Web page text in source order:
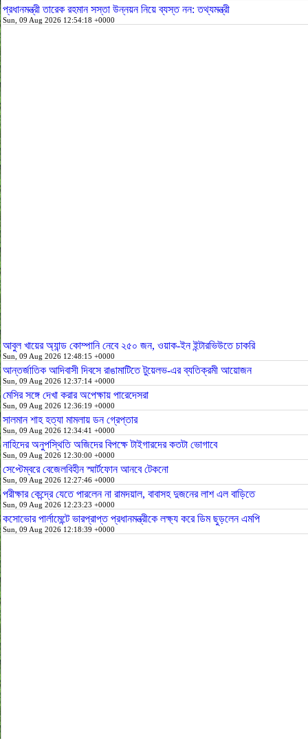
প্রধানমন্ত্রী তারেক রহমান সস্তা উন্নয়ন নিয়ে ব্যস্ত নন: তথ্যমন্ত্রী
Sun, 09 Aug 2026 12:54:18 +0000
আবুল খায়ের অ্যান্ড কোম্পানি নেবে ২৫০ জন, ওয়াক-ইন ইন্টারভিউতে চাকরি
Sun, 09 Aug 2026 12:48:15 +0000
আন্তর্জাতিক আদিবাসী দিবসে রাঙামাটিতে টুয়েলভ-এর ব্যতিক্রমী আয়োজন
Sun, 09 Aug 2026 12:37:14 +0000
মেসির সঙ্গে দেখা করার অপেক্ষায় পারেদেসরা
Sun, 09 Aug 2026 12:36:19 +0000
সালমান শাহ হত্যা মামলায় ডন গ্রেপ্তার
Sun, 09 Aug 2026 12:34:41 +0000
নাহিদের অনুপস্থিতি অজিদের বিপক্ষে টাইগারদের কতটা ভোগাবে
Sun, 09 Aug 2026 12:30:00 +0000
সেপ্টেম্বরে বেজেলবিহীন স্মার্টফোন আনবে টেকনো
Sun, 09 Aug 2026 12:27:46 +0000
পরীক্ষার কেন্দ্রে যেতে পারলেন না রামদয়াল, বাবাসহ দুজনের লাশ এল বাড়িতে
Sun, 09 Aug 2026 12:23:23 +0000
কসোভোর পার্লামেন্টে ভারপ্রাপ্ত প্রধানমন্ত্রীকে লক্ষ্য করে ডিম ছুড়লেন এমপি
Sun, 09 Aug 2026 12:18:39 +0000